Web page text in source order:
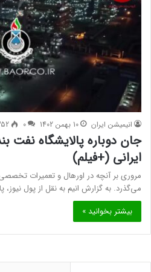
انیمیشن ایران 10 بهمن 1402 0
جان دوباره پالایشگاه نفت
ایرانی (+فیلم)
مروری بر آنچه در اورهال و تعمیرات
می‌گذرد. به گزارش انیم به نقل از پول نیوز،
بیشتر بخوانید »